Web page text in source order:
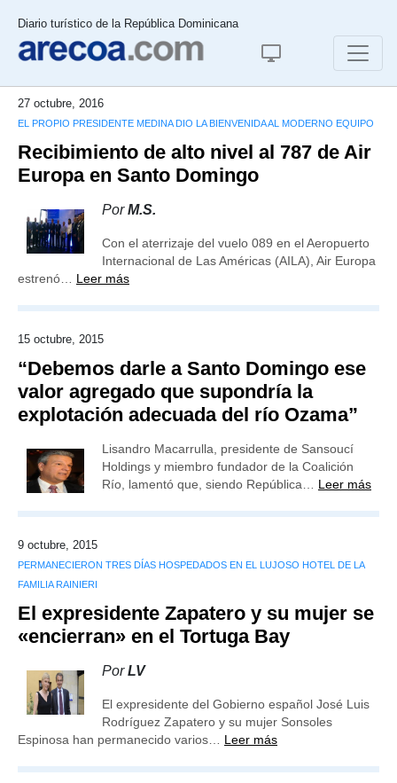
Diario turístico de la República Dominicana
27 octubre, 2016
EL PROPIO PRESIDENTE MEDINA DIO LA BIENVENIDA AL MODERNO EQUIPO
Recibimiento de alto nivel al 787 de Air
Europa en Santo Domingo
PorM.S.
Con el aterrizaje del vuelo 089 en el Aeropuerto
Internacional de Las Américas (AILA), Air Europa
estrenó… Leer más
15 octubre, 2015
“Debemos darle a Santo Domingo ese
valor agregado que supondría la
explotación adecuada del río Ozama”
Lisandro Macarrulla, presidente de Sansoucí
Holdings y miembro fundador de la Coalición
Río, lamentó que, siendo República… Leer más
9 octubre, 2015
PERMANECIERON TRES DÍAS HOSPEDADOS EN EL LUJOSO HOTEL DE LA
FAMILIA RAINIERI
El expresidente Zapatero y su mujer se
«encierran» en el Tortuga Bay
PorLV
El expresidente del Gobierno español José Luis
Rodríguez Zapatero y su mujer Sonsoles
Espinosa han permanecido varios… Leer más